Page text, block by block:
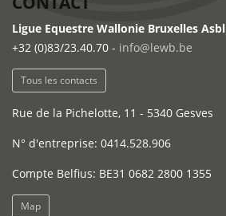
Ligue Equestre Wallonie Bruxelles Asbl
+32 (0)83/23.40.70 - info@lewb.be
Tous les contacts
Rue de la Pichelotte, 11 - 5340 Gesves
N° d'entreprise: 0414.528.906
Compte Belfius: BE31 0682 2800 1355
Map